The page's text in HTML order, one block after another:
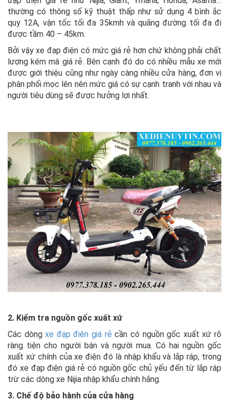
thường có thông số kỹ thuật thấp như sử dụng 4 bình ắc
quy 12A, vận tốc tối đa 35kmh và quãng đường tối đa đi
được tầm 40 – 45km.
Bởi vậy xe đạp điện có mức giá rẻ hơn chứ không phải chất
lượng kém mà giá rẻ. Bên cạnh đó do có nhiều mẫu xe mới
được giới thiệu cũng như ngày càng nhiều cửa hàng, đơn vị
phân phối mọc lên nên mức giá có sự cạnh tranh với nhau và
người tiêu dùng sẽ được hưởng lợi nhất.
2. Kiểm tra nguồn gốc xuất xứ
Các dòngxe đạp điện giá rẻ cần có nguồn gốc xuất xứ rõ
ràng tiện cho người bán và người mua. Có hai nguồn gốc
xuất xứ chính của xe điện đó là nhập khẩu và lắp ráp, trong
đó xe đạp điện giá rẻ có nguồn gốc chủ yếu đến từ lắp ráp
trừ các dòng xe Nijia nhập khẩu chính hãng.
3. Chế độ bảo hành của cửa hàng